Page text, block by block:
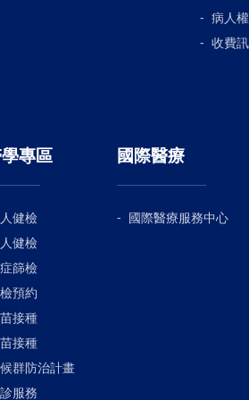
病人
收費
專區
健檢
健檢
篩檢
預約
接種
接種
群防治計畫
服務
國際醫療
國際醫療服務中心